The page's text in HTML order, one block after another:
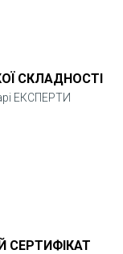
СКЛАДНОСТІ
ЕКСПЕРТИ
СЕРТИФІКАТ